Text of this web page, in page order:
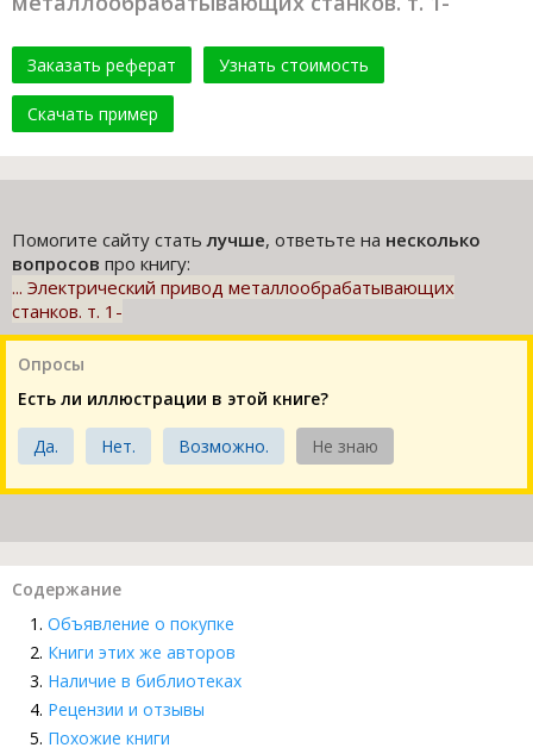
Заказать реферат Узнать стоимость
Скачать пример
Помогите сайту статьлучше, ответьте на несколько
вопросов про книгу:
... Электрический привод металлообрабатывающих
станков. т. 1-
Опросы
Есть ли иллюстрации в этой книге?
Да. Нет. Возможно. Не знаю
Содержание
Объявление о покупке
Книги этих же авторов
Наличие в библиотеках
Рецензии и отзывы
Похожие книги